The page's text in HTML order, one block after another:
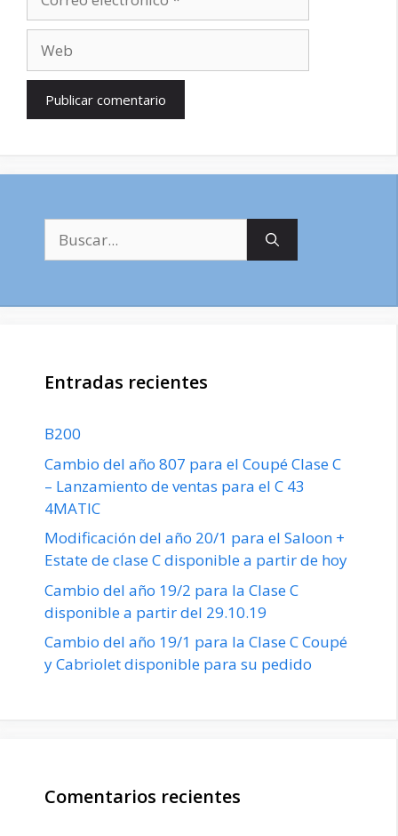
electrónico
Entradas recientes
B200
Cambio del año 807 para el Coupé Clase C
– Lanzamiento de ventas para el C 43
4MATIC
Modificación del año 20/1 para el Saloon +
Estate de clase C disponible a partir de hoy
Cambio del año 19/2 para la Clase C
disponible a partir del 29.10.19
Cambio del año 19/1 para la Clase C Coupé
y Cabriolet disponible para su pedido
Comentarios recientes